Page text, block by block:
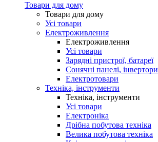
Товари для дому
Товари для дому
Усі товари
Електроживлення
Електроживлення
Усі товари
Зарядні пристрої, батареї
Сонячні панелі, інвертори
Електротовари
Техніка, інструменти
Техніка, інструменти
Усі товари
Електроніка
Дрібна побутова техніка
Велика побутова техніка